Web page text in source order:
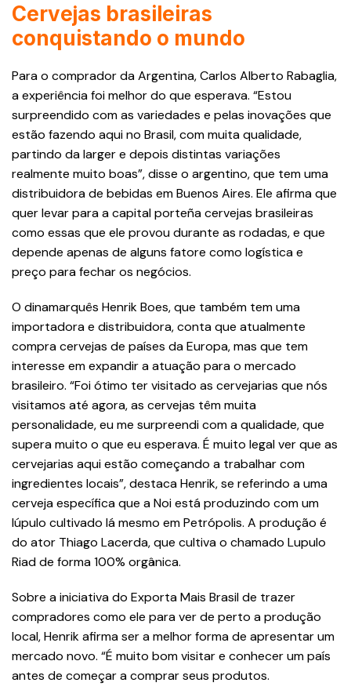
Cervejas brasileiras
conquistando o mundo
Para o comprador da Argentina, Carlos Alberto Rabaglia,
a experiência foi melhor do que esperava. “Estou
surpreendido com as variedades e pelas inovações que
estão fazendo aqui no Brasil, com muita qualidade,
partindo da larger e depois distintas variações
realmente muito boas”, disse o argentino, que tem uma
distribuidora de bebidas em Buenos Aires. Ele afirma que
quer levar para a capital porteña cervejas brasileiras
como essas que ele provou durante as rodadas, e que
depende apenas de alguns fatore como logística e
preço para fechar os negócios.
O dinamarquês Henrik Boes, que também tem uma
importadora e distribuidora, conta que atualmente
compra cervejas de países da Europa, mas que tem
interesse em expandir a atuação para o mercado
brasileiro. “Foi ótimo ter visitado as cervejarias que nós
visitamos até agora, as cervejas têm muita
personalidade, eu me surpreendi com a qualidade, que
supera muito o que eu esperava. É muito legal ver que as
cervejarias aqui estão começando a trabalhar com
ingredientes locais”, destaca Henrik, se referindo a uma
cerveja específica que a Noi está produzindo com um
lúpulo cultivado lá mesmo em Petrópolis. A produção é
do ator Thiago Lacerda, que cultiva o chamado Lupulo
Riad de forma 100% orgânica.
Sobre a iniciativa do Exporta Mais Brasil de trazer
compradores como ele para ver de perto a produção
local, Henrik afirma ser a melhor forma de apresentar um
mercado novo. “É muito bom visitar e conhecer um país
antes de começar a comprar seus produtos.